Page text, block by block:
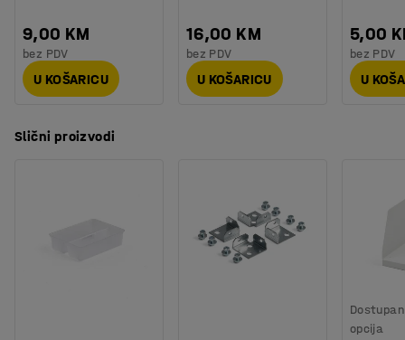
9,00 KM
bez PDV
U KOŠARICU
16,00 KM
bez PDV
U KOŠARICU
5,00
bez PDV
U
Slični proizvodi
opcija